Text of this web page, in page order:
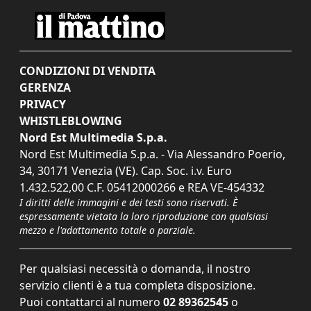
CONDIZIONI DI VENDITA
GERENZA
PRIVACY
WHISTLEBLOWING
Nord Est Multimedia S.p.a.
Nord Est Multimedia S.p.a. - Via Alessandro Poerio,
34, 30171 Venezia (VE). Cap. Soc. i.v. Euro
1.432.522,00 C.F. 05412000266 e REA VE-454332
I diritti delle immagini e dei testi sono riservati. È
espressamente vietata la loro riproduzione con qualsiasi
mezzo e l'adattamento totale o parziale.
Per qualsiasi necessità o domanda, il nostro
servizio clienti è a tua completa disposizione.
Puoi contattarci al numero 02 89362545 o